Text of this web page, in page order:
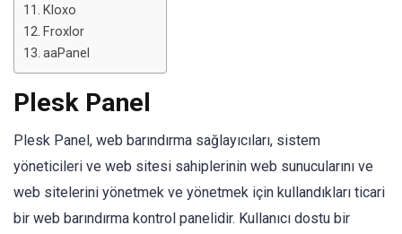
Kloxo
Froxlor
aaPanel
Plesk Panel
Plesk Panel, web barındırma sağlayıcıları, sistem
yöneticileri ve web sitesi sahiplerinin web sunucularını ve
web sitelerini yönetmek ve yönetmek için kullandıkları ticari
bir web barındırma kontrol panelidir. Kullanıcı dostu bir